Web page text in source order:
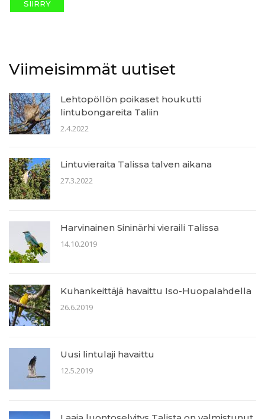
SIIRRY
Viimeisimmät uutiset
Lehtopöllön poikaset houkutti
lintubongareita Taliin
2.4.2022
Lintuvieraita Talissa talven aikana
27.3.2022
Harvinainen Sininärhi vieraili Talissa
14.10.2019
Kuhankeittäjä havaittu Iso-Huopalahdella
26.6.2019
Uusi lintulaji havaittu
12.5.2019